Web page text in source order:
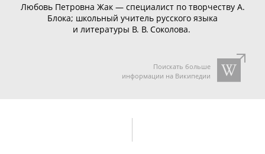
Любовь Петровна Жак — специалист по творчеству А.
Блока; школьный учитель русского языка
и литературы В. В. Соколова.
Поискать больше
информации на Википедии